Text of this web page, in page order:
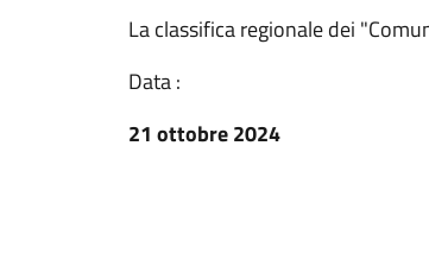
La classifica regionale dei
Data :
21 ottobre 2024